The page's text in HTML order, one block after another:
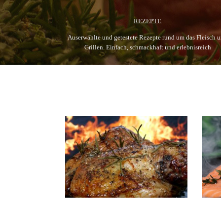
REZEPTE
Auserwählte und getestete Rezepte rund um das Fleisch
Grillen. Einfach, schmackhaft und erlebnisreich